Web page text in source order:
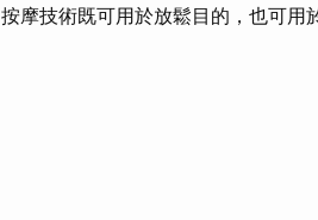
按摩技術既可用於放鬆目的，也可用